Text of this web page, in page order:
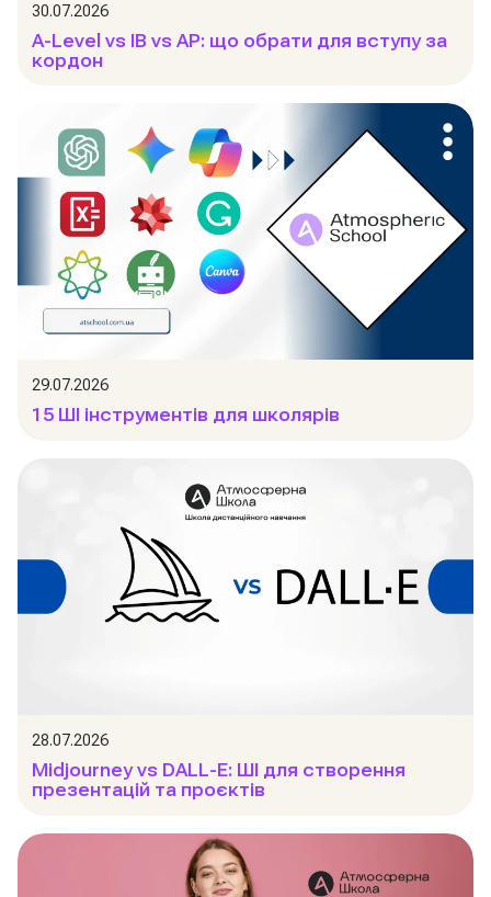
30.07.2026
A-Level vs IB vs AP: що обрати для вступу за
кордон
29.07.2026
15 ШІ інструментів для школярів
28.07.2026
Midjourney vs DALL-E: ШІ для створення
презентацій та проєктів